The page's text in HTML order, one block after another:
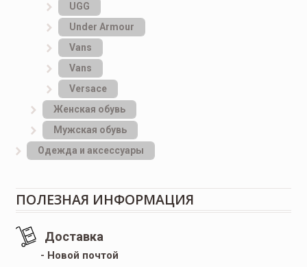
UGG
Under Armour
Vans
Vans
Versace
Женская обувь
Мужская обувь
Одежда и аксессуары
ПОЛЕЗНАЯ ИНФОРМАЦИЯ
Доставка
- Новой почтой